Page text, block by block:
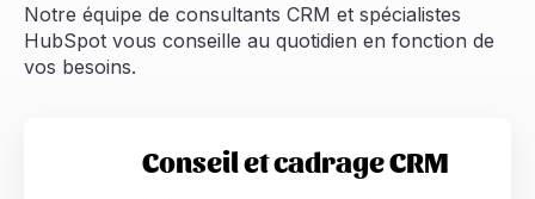
Notre équipe de consultants CRM et spécialistes
HubSpot vous conseille au quotidien en fonction de
vos besoins.
Conseil et cadrage CRM